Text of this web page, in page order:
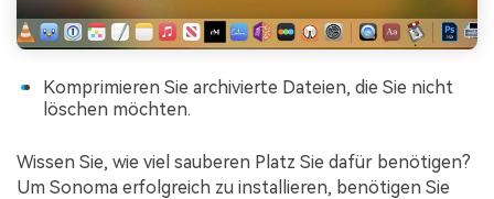
Komprimieren Sie archivierte Dateien, die Sie nicht
löschen möchten.
Wissen Sie, wie viel sauberen Platz Sie dafür benötigen?
Um Sonoma erfolgreich zu installieren, benötigen Sie